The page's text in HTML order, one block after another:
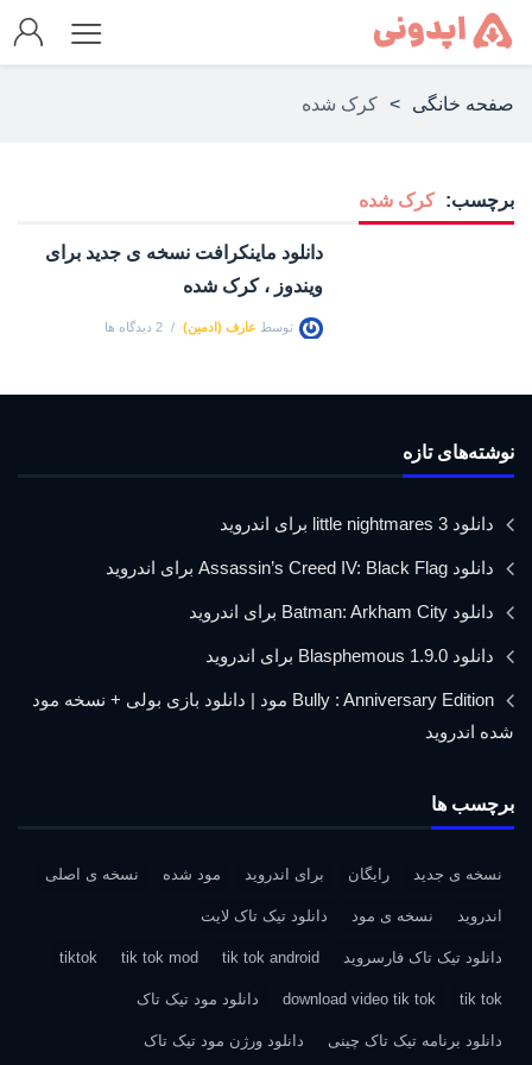
صفحه خانگی > کرک شده
برچسب: کرک شده
دانلود ماینکرافت نسخه ی جدید برای
ویندوز ، کرک شده
توسط عارف (ادمین) 2 دیدگاه ها
نوشته‌های تازه
دانلود little nightmares 3 برای اندروید
دانلود Assassin’s Creed IV: Black Flag برای اندروید
دانلود Batman: Arkham City برای اندروید
دانلود Blasphemous 1.9.0 برای اندروید
Bully : Anniversary Edition مود | دانلود بازی بولی + نسخه مود
شده اندروید
برچسب ها
نسخه ی جدید رایگان برای اندروید مود شده نسخه ی اصلی
اندروید نسخه ی مود دانلود تیک تاک لایت
دانلود تیک تاک فارسروید tik tok android
tik tok mod
tiktok
tik tok
download video tik tok دانلود مود تیک تاک
دانلود برنامه تیک تاک چینی دانلود ورژن مود تیک تاک